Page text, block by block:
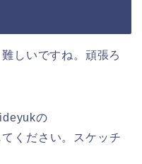
しいですね。頑張ろ
の
ください。スケッチ